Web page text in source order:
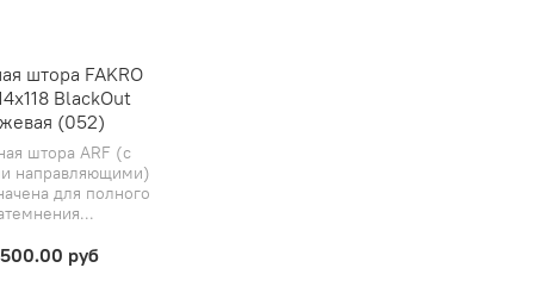
штора FAKRO
BlackOut
(052)
штора ARF (с
направляющими)
для полного
руб